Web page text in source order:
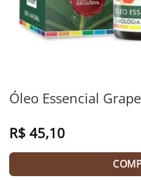
Óleo Essencial
R$ 45,10